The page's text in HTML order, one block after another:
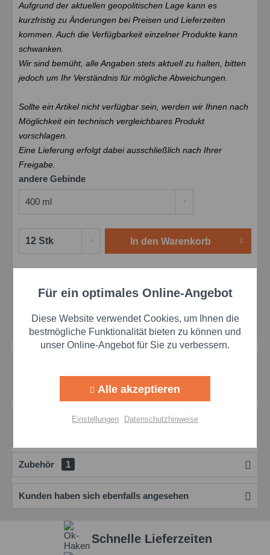
Aufgrund der aktuellen geopolitischen Lage kann es
kurzfristig zu Änderungen bei Preisen und Lieferzeiten
kommen. Auch die Verfügbarkeit einzelner Produkte kann
schwanken.
Wir sind bemüht, alle Angaben stets aktuell zu halten, bitten
jedoch um Ihr Verständnis für mögliche Abweichungen.
Sollte ein Artikel nicht verfügbar sein, werden wir Ihnen nach
Möglichkeit ein technisch vergleichbares Produkt
vorschlagen.
Eine Lieferung erfolgt dabei ausschließlich nach Ihrer
Freigabe.
andere Gebinde
In den Warenkorb
Artikel-Nr.:
mau100110
Herstellernr.:
100110
2m Teerentferner Spray – Intensivreinigung für Ihr
Fahrzeug 2m Teerentferner Spray ist die...
Bewertungen
0
Zubehör 1
Kunden haben sich ebenfalls angesehen
Schnelle Lieferzeiten
Funktionale Aktiv
Marketing Aktiv
Personalisierung Aktiv
Für ein optimales Online-Angebot
Diese Website verwendet Cookies, um Ihnen die
bestmögliche Funktionalität bieten zu können und
unser Online-Angebot für Sie zu verbessern.
Alle akzeptieren
Einstellungen Datenschutzhinweise